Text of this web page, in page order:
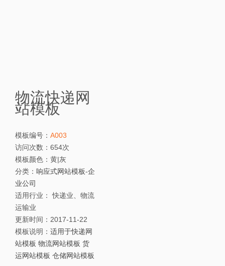
物流快递网
站模板
模板编号： A003
访问次数： 654次
模板颜色： 黄|灰
分类： 响应式网站模板-企
业公司
适用行业：快递业、物流
运输业
更新时间： 2017-11-22
模板说明： 适用于快递网
站模板 物流网站模板 货
运网站模板 仓储网站模板